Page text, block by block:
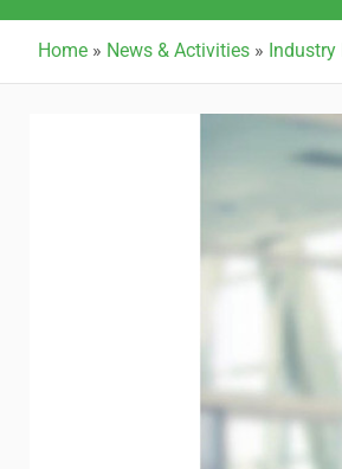
Home » News & Activities » Industry